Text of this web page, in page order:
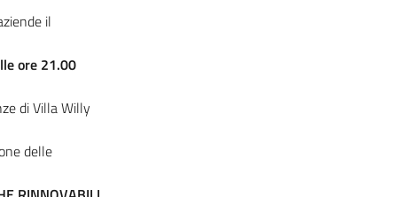
il
ore 21.00
di Villa Willy
delle